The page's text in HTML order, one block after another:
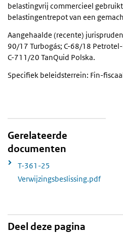
belastingvrij commercieel
belastingentrepot van een
Aangehaalde (recente)
90/17 Turbogás; C-68/18
C-711/20 TanQuid Polska.
Specifiek beleidsterrein: Fin-
Gerelateerde
documenten
T-361-25
Verwijzingsbeslissing.pdf
Deel deze pagina